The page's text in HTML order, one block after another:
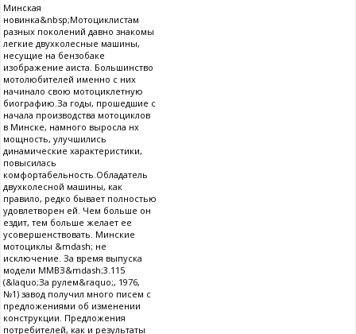
Минская
новинка&nbsp;Мотоциклистам
разных поколений давно знакомы
легкие двухколесные машины,
несущие на бензобаке
изображение аиста. Большинство
мотолюбителей именно с них
начинало свою мотоциклетную
биографию.За годы, прошедшие с
начала производства мотоциклов
в Минске, намного выросла нх
мощность, улучшились
динамические характеристики,
повысилась
комфортабельность.Обладатель
двухколесной машины, как
правило, редко бывает полностью
удовлетворен ей. Чем больше он
ездит, тем больше желает ее
усовершенствовать. Минские
мотоциклы &mdash; не
исключение. За время выпуска
модели ММВЗ&mdash;3.115
(&laquo;За рулем&raquo;, 1976,
№1) завод получил много писем с
предложениями об изменении
конструкции. Предложения
потребителей, как и результаты